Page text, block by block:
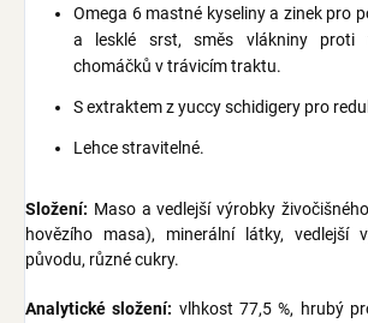
Omega 6 mastné kyseliny a zinek pro
a lesklé srst, směs vlákniny proti
chomáčků v trávicím traktu.
S extraktem z yuccy schidigery pro
Lehce stravitelné.
Složení: Maso a vedlejší výrobky
hovězího masa), minerální látky, vedlejší
původu, různé cukry.
Analytické složení: vlhkost 77,5 %, hrubý